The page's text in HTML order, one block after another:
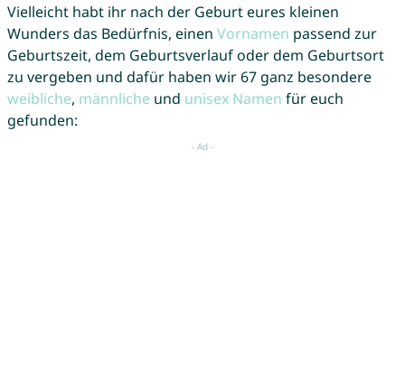
Vielleicht habt ihr nach der Geburt eures kleinen
Wunders das Bedürfnis, einen Vornamen passend zur
Geburtszeit, dem Geburtsverlauf oder dem Geburtsort
zu vergeben und dafür haben wir 67 ganz besondere
weibliche, männliche und unisex Namen für euch
gefunden: